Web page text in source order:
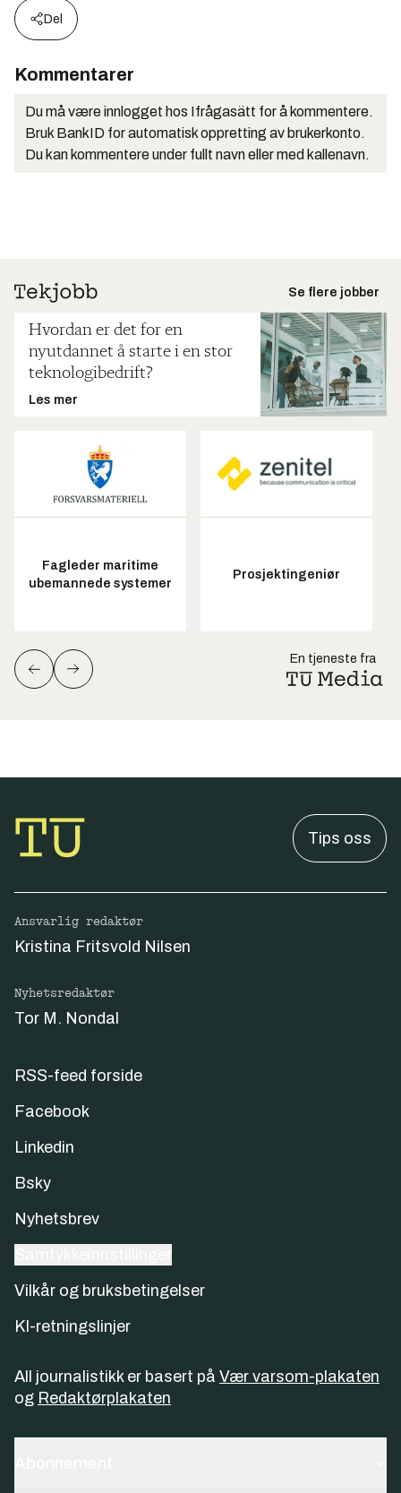
Del
Kommentarer
Du må være innlogget hos Ifrågasätt for å kommentere.
Bruk BankID for automatisk oppretting av brukerkonto.
Du kan kommentere under fullt navn eller med kallenavn.
Se flere jobber
Hvordan er det for en
nyutdannet å starte i en stor
teknologibedrift?
Les mer
Fagleder maritime
ubemannede systemer
Prosjektingeniør
En tjeneste fra
Tips oss
Ansvarlig redaktør
Kristina Fritsvold Nilsen
Nyhetsredaktør
Tor M. Nondal
RSS-feed forside
Facebook
Linkedin
Bsky
Nyhetsbrev
Vilkår og bruksbetingelser
KI-retningslinjer
All journalistikk er basert på Vær varsom-plakaten
og Redaktørplakaten